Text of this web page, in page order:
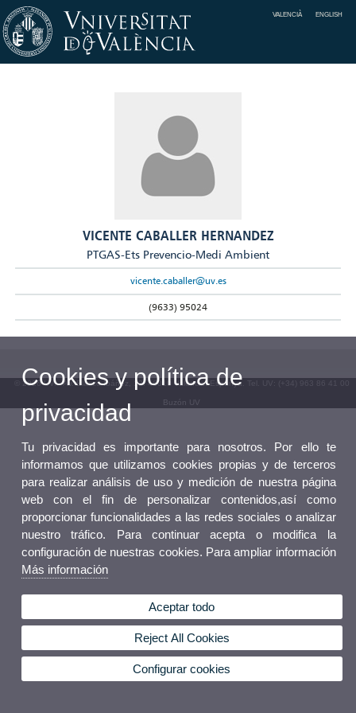
VALENCIÀ ENGLISH
VICENTE CABALLER HERNANDEZ
PTGAS-Ets Prevencio-Medi Ambient
vicente.caballer@uv.es
(9633) 95024
© 2026 UV. - Av. Blasco Ibáñez, 13. 46010 València. Espanya. Tel. UV: (+34) 963 86 41 00
Buzón UV
Cookies y política de
privacidad
Tu privacidad es importante para nosotros. Por ello te
informamos que utilizamos cookies propias y de terceros
para realizar análisis de uso y medición de nuestra página
web con el fin de personalizar contenidos,así como
proporcionar funcionalidades a las redes sociales o analizar
nuestro tráfico. Para continuar acepta o modifica la
configuración de nuestras cookies. Para ampliar información
Más información
Aceptar todo
Reject All Cookies
Configurar cookies